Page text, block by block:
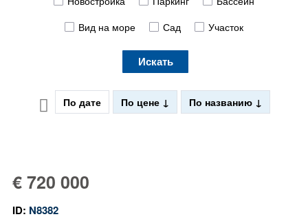
Вид на море
Сад Участок
Искать
По дате По цене По названию
€ 720 000
ID: N8382